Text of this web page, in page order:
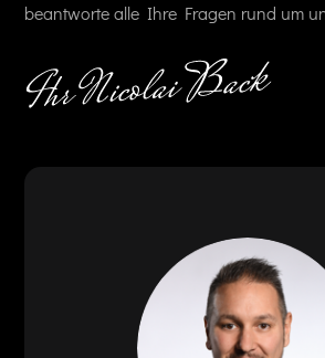
beantworte alle Ihre Fragen rund um